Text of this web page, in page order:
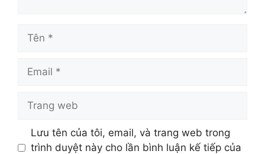
Tên
Email
Trang
Lưu tên của tôi, email, và trang web trong
trình duyệt này cho lần bình luận kế tiếp của